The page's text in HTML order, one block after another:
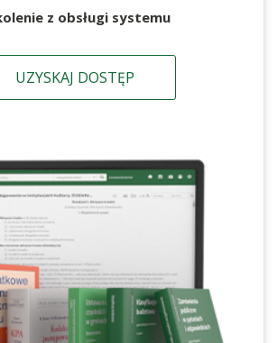
z obsługi systemu
UZYSKAJ DOSTĘP